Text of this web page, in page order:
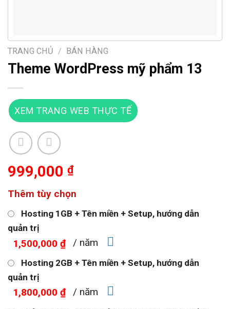
TRANG CHỦ / BÁN HÀNG
Theme WordPress mỹ phẩm 13
XEM TRANG WEB THỰC TẾ
999,000 ₫
Thêm tùy chọn
Hosting 1GB + Tên miền + Setup, hướng dẫn
quản trị
1,500,000 ₫ / năm
Hosting 2GB + Tên miền + Setup, hướng dẫn
quản trị
1,800,000 ₫ / năm